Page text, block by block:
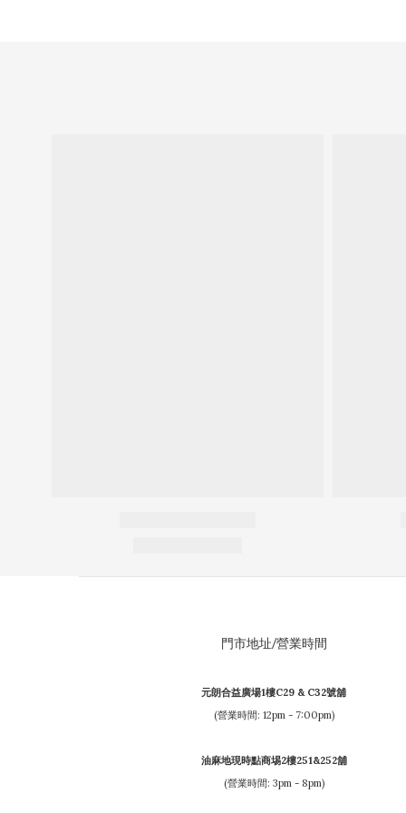
門市地址/營業時間
元朗合益廣場1樓C29 & C32號舖
(營業時間: 12pm - 7:00pm)
油麻地現時點商埸2樓251&252舖
(營業時間: 3pm - 8pm)